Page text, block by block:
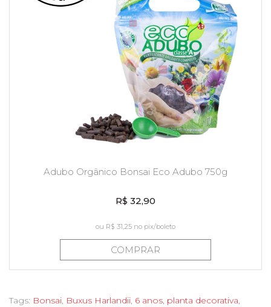
Adubo Orgânico Bonsai Eco Adubo 750g
R$ 32,90
ou R$ 31,25 no pix/boleto
COMPRAR
Tags: Bonsai, Buxus Harlandii, 6 anos, planta decorativa,